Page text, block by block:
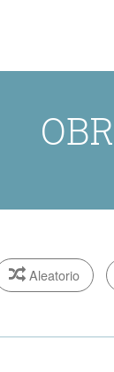
Aleatorio